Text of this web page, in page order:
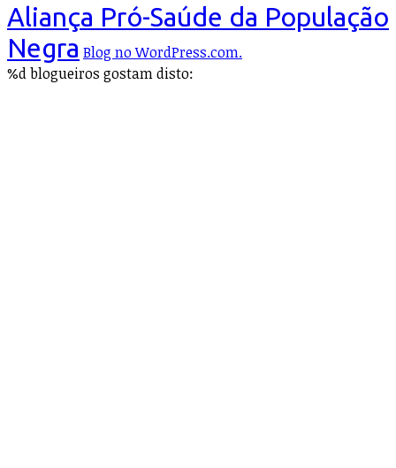
Aliança Pró-Saúde da População
Negra Blog no WordPress.com.
%dblogueiros gostam disto: